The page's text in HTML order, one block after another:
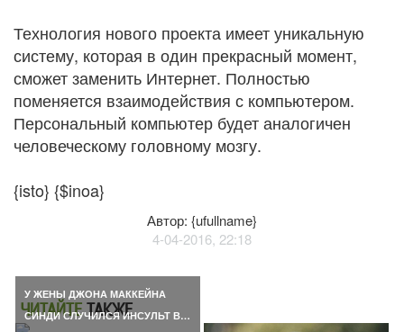
Технология нового проекта имеет уникальную
систему, которая в один прекрасный момент,
сможет заменить Интернет. Полностью
поменяется взаимодействия с компьютером.
Персональный компьютер будет аналогичен
человеческому головному мозгу.
{isto} {$inoa}
Автор: {ufullname}
4-04-2016, 22:18
ЧИТАЙТЕТАКЖЕ
У ЖЕНЫ ДЖОНА МАККЕЙНА
СИНДИ СЛУЧИЛСЯ ИНСУЛЬТ В…